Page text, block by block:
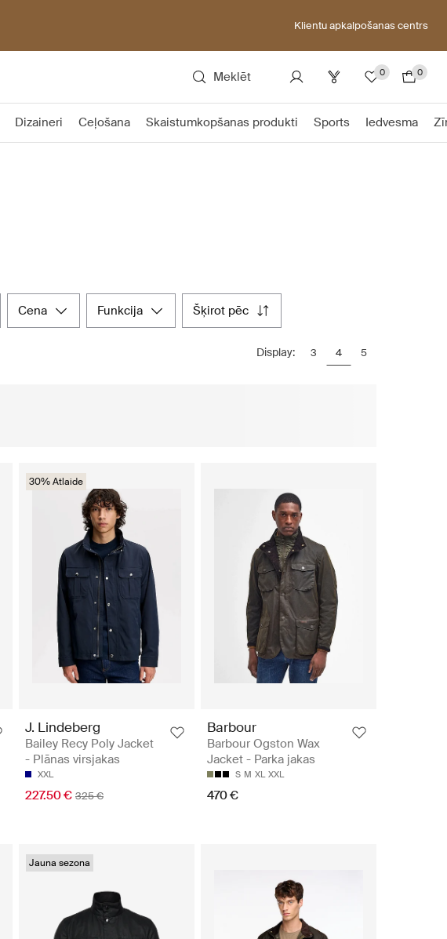
Klientu apkalpošanas centrs
Meklēt 0 0
Dizaineri Ceļošana Skaistumkopšanas produkti Sports Iedvesma
cena funkcija šķirot pēc
Display: 3 4 5
30% Atlaide
J. Lindeberg
Bailey Recy Poly Jacket
- Plānas virsjakas
XXL
227.50 € 325 €
Barbour
Barbour Ogston Wax
Jacket - Parka jakas
S M XL XXL
470 €
Jauna sezona